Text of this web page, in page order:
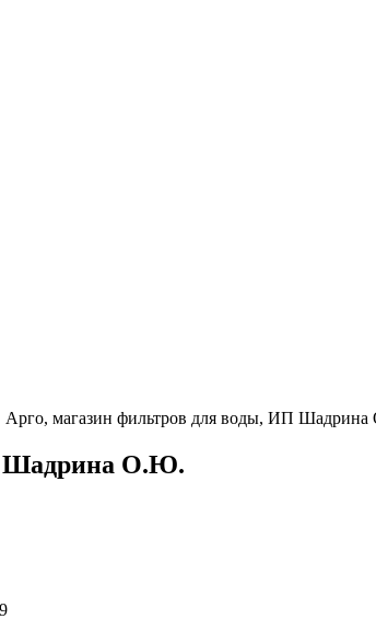
магазин фильтров для воды, ИП
Шадрина О.Ю.